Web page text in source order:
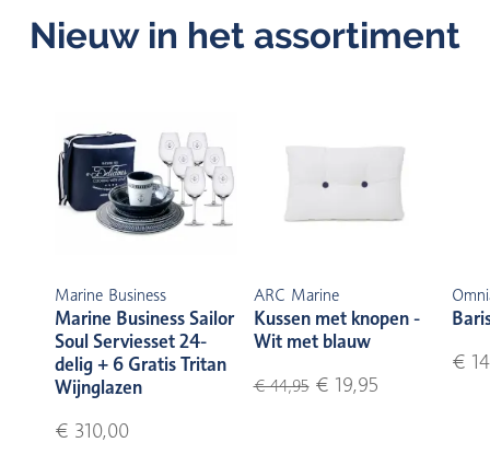
Nieuw in het assortiment
Marine Business
Marine Business Sailor
Soul Serviesset 24-
delig + 6 Gratis Tritan
Wijnglazen
€ 310,00
ARC Marine
Kussen met knopen -
Wit met blauw
€ 44,95€ 19,95
€